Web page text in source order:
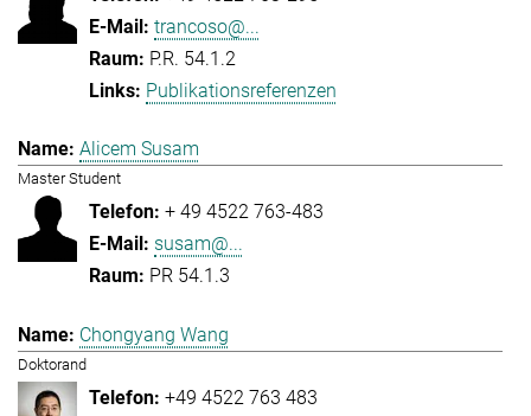
trancoso@...
P.R. 54.1.2
Publikationsreferenzen
Alicem Susam
Master Student
+ 49 4522 763-483
susam@...
PR 54.1.3
Chongyang Wang
Doktorand
+49 4522 763 483